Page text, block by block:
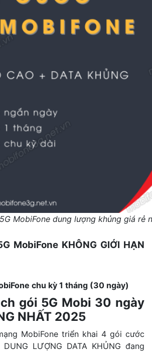
MobiFone dung lượng khủng giá rẻ
MobiFone KHÔNG GIỚI HẠN
chu kỳ 1 tháng (30 ngày)
gói 5G Mobi 30 ngày
NHẤT 2025
MobiFone triển khai 4 gói cước
LƯỢNG DATA KHỦNG đang